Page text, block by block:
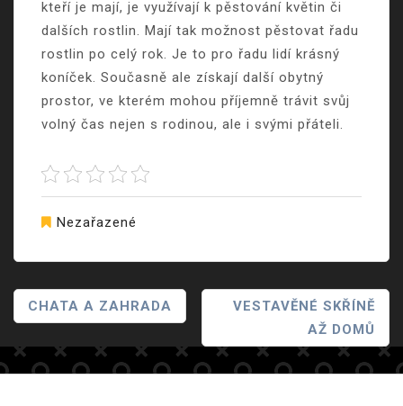
kteří je mají, je využívají k pěstování květin či
dalších rostlin. Mají tak možnost pěstovat řadu
rostlin po celý rok. Je to pro řadu lidí krásný
koníček. Současně ale získají další obytný
prostor, ve kterém mohou příjemně trávit svůj
volný čas nejen s rodinou, ale i svými přáteli.
Nezařazené
Navigace
Pro
Příspěvek
CHATA A ZAHRADA
VESTAVĚNÉ SKŘÍNĚ
AŽ DOMŮ